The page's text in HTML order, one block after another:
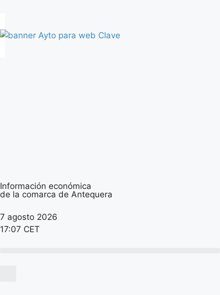
Información económica
de la comarca de Antequera
7 agosto 2026
17:07 CET